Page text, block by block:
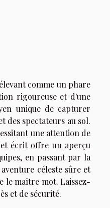
comme un phare
rigoureuse et d'une
unique de capturer
des spectateurs au sol.
une attention de
écrit offre un aperçu
en passant par la
céleste sûre et
le maître mot. Laissez-
et de sécurité.